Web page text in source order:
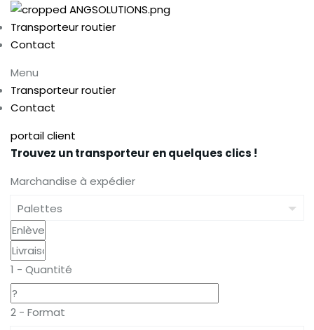
Transporteur routier
Contact
Menu
Transporteur routier
Contact
portail client
Trouvez un transporteur en quelques clics !
Marchandise à expédier
1 - Quantité
2 - Format